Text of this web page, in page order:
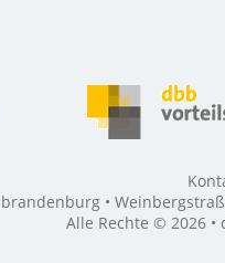
•
Alle Rechte © 2026